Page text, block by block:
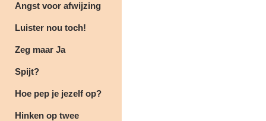
Angst voor afwijzing
Luister nou toch!
Zeg maar Ja
Spijt?
Hoe pep je jezelf op?
Hinken op twee